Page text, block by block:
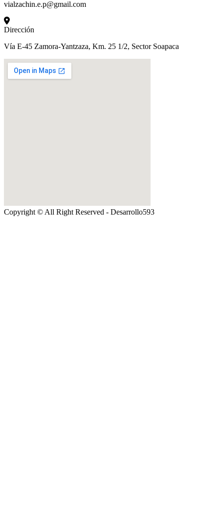
vialzachin.e.p@gmail.com
Dirección
Vía E-45 Zamora-Yantzaza, Km. 25 1/2, Sector Soapaca
Copyright © All Right Reserved - Desarrollo593